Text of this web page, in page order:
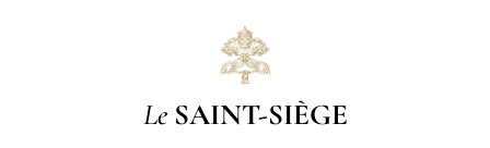
Le SAINT-SIÈGE